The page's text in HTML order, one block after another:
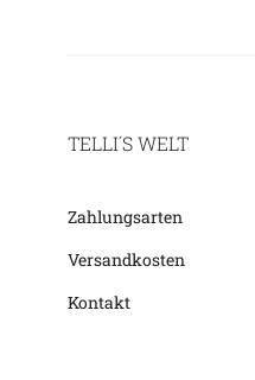
TELLI´S WELT
Zahlungsarten
Versandkosten
Kontakt